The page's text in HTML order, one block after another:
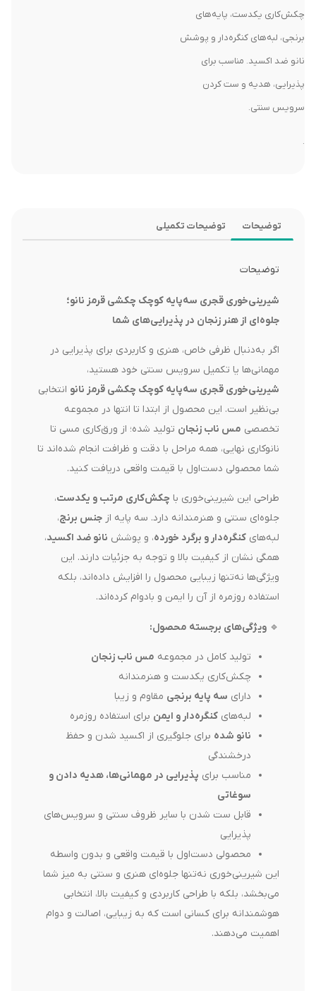
چکش‌کاری یکدست، پایه‌های
برنجی، لبه‌های کنگره‌دار و پوشش
نانو ضد اکسید. مناسب برای
پذیرایی، هدیه و ست کردن
سرویس سنتی.
.
توضیحات توضیحات تکمیلی
توضیحات
شیرینی‌خوری قجری سه‌پایه کوچک چکشی قرمز نانو؛
جلوه‌ای از هنر زنجان در پذیرایی‌های شما
اگر به‌دنبال ظرفی خاص، هنری و کاربردی برای پذیرایی در
مهمانی‌ها یا تکمیل سرویس سنتی خود هستید،
شیرینی‌خوری قجری سه‌پایه کوچک چکشی قرمز نانو انتخابی
بی‌نظیر است. این محصول از ابتدا تا انتها در مجموعه
تخصصی مس ناب زنجان تولید شده؛ از ورق‌کاری مسی تا
نانوکاری نهایی، همه مراحل با دقت و ظرافت انجام شده‌اند تا
شما محصولی دست‌اول با قیمت واقعی دریافت کنید.
طراحی این شیرینی‌خوری با چکش‌کاری مرتب و یکدست،
جلوه‌ای سنتی و هنرمندانه دارد. سه پایه از جنس برنج،
لبه‌های کنگره‌دار و برگرد خورده، و پوشش نانو ضد اکسید،
همگی نشان از کیفیت بالا و توجه به جزئیات دارند. این
ویژگی‌ها نه‌تنها زیبایی محصول را افزایش داده‌اند، بلکه
استفاده روزمره از آن را ایمن و بادوام کرده‌اند.
🔹 ویژگی‌های برجسته محصول:
تولید کامل در مجموعه مس ناب زنجان
چکش‌کاری یکدست و هنرمندانه
دارای سه پایه برنجی مقاوم و زیبا
لبه‌های کنگره‌دار و ایمن برای استفاده روزمره
نانو شده برای جلوگیری از اکسید شدن و حفظ
درخشندگی
مناسب برای پذیرایی در مهمانی‌ها، هدیه دادن و
سوغاتی
قابل ست شدن با سایر ظروف سنتی و سرویس‌های
پذیرایی
محصولی دست‌اول با قیمت واقعی و بدون واسطه
این شیرینی‌خوری نه‌تنها جلوه‌ای هنری و سنتی به میز شما
می‌بخشد، بلکه با طراحی کاربردی و کیفیت بالا، انتخابی
هوشمندانه برای کسانی است که به زیبایی، اصالت و دوام
اهمیت می‌دهند.